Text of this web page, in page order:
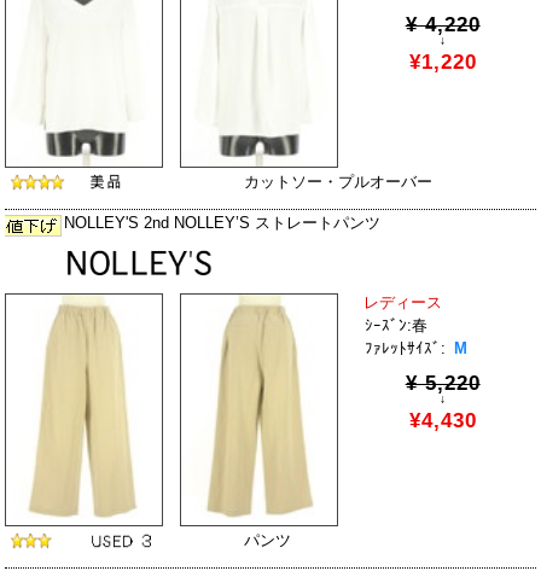
¥ 4,220
↓
¥1,220
カットソー・プルオーバー
NOLLEY'S 2nd NOLLEY’S ストレートパンツ
レディース
ｼｰｽﾞﾝ:春
ﾌｧﾚｯﾄｻｲｽﾞ:
M
¥ 5,220
↓
¥4,430
パンツ